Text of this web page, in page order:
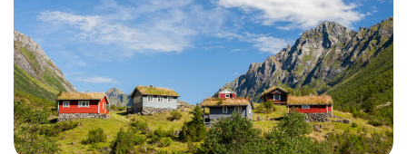
Stories
Biuro Obsługi
Kontakt